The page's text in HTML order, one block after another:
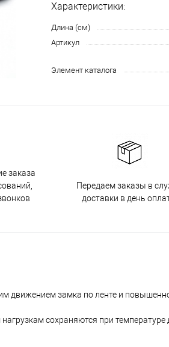
Характеристики:
Длина (см)
Артикул
Элемент каталога
заказа
Передаем заказы в
доставки в день
движением замка по ленте и
сохраняются при температуре